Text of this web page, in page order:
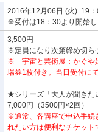
2016年12月06日 (火) 19
※受付は18：30より開始し
3,500円
※定員になり次第締め切ら
※「宇宙と芸術展：かぐや
場券1枚付き。当日受付に
★シリーズ「大人が聞きた
7,000円（3500円×2回）
※通常、各講座で申込手続
れたい方は便利なチケッ